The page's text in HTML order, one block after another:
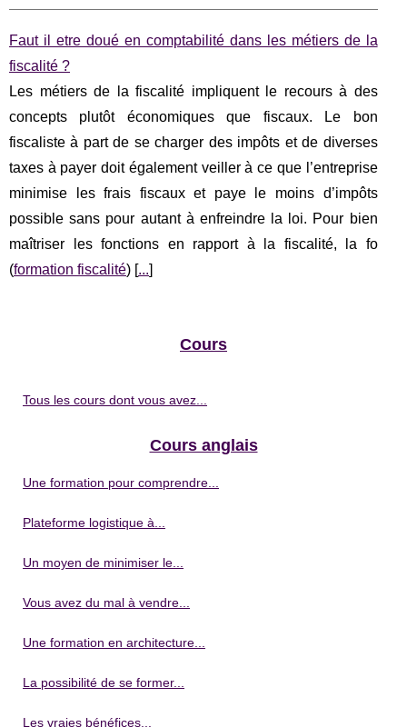
Faut il etre doué en comptabilité dans les métiers de la
fiscalité ?
Les métiers de la fiscalité impliquent le recours à des
concepts plutôt économiques que fiscaux. Le bon
fiscaliste à part de se charger des impôts et de diverses
taxes à payer doit également veiller à ce que l’entreprise
minimise les frais fiscaux et paye le moins d’impôts
possible sans pour autant à enfreindre la loi. Pour bien
maîtriser les fonctions en rapport à la fiscalité, la fo
(formation fiscalité) [...]
Cours
Tous les cours dont vous avez...
Cours anglais
Une formation pour comprendre...
Plateforme logistique à...
Un moyen de minimiser le...
Vous avez du mal à vendre...
Une formation en architecture...
La possibilité de se former...
Les vraies bénéfices...